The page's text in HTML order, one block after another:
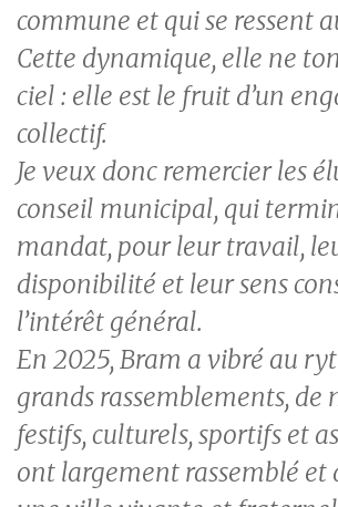
commune et qui se ressent
Cette dynamique, elle ne
ciel : elle est le fruit d’un
collectif.
Je veux donc remercier les
conseil municipal, qui
mandat, pour leur travail,
disponibilité et leur sens
l’intérêt général.
En 2025, Bram a vibré au
grands rassemblements, de
festifs, culturels, sportifs et
ont largement rassemblé et